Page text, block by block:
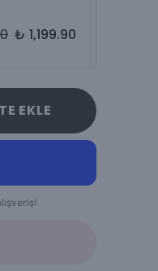
₺ 1,199.90
EKLE